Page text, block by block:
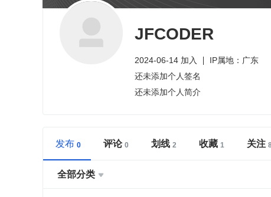
JFCODER
2024-06-14 加入
IP属地：广东
还未添加个人签名
还未添加个人简介
发布 评论 划线 收藏 关注
全部分类 